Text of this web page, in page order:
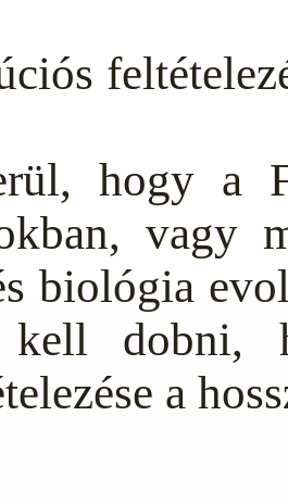
hogy a
vagy
biológia
kell dobni,
a